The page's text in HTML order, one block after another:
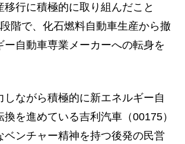
移行に積極的に取り組んだこと
階で、化石燃料自動車生産から撤
ー自動車専業メーカーへの転身を
ながら積極的に新エネルギー自
を進めている吉利汽車（00175）
ベンチャー精神を持つ後発の民営